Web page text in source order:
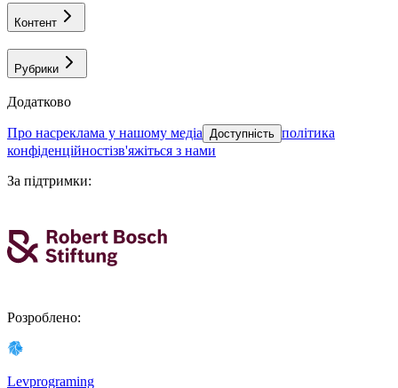
Контент
Рубрики
Додатково
про насреклама у нашому медіа Доступність політика
конфіденційностізв'яжіться з нами
За підтримки:
Розроблено:
Levprograming